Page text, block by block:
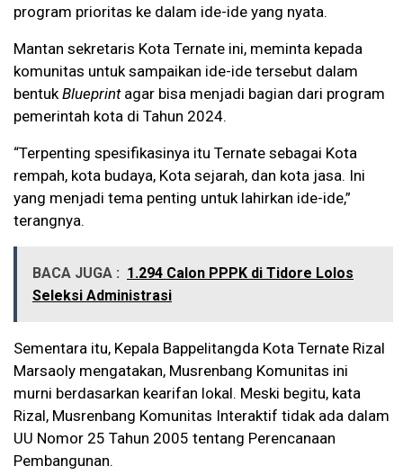
program prioritas ke dalam ide-ide yang nyata.
Mantan sekretaris Kota Ternate ini, meminta kepada
komunitas untuk sampaikan ide-ide tersebut dalam
bentukBlueprintagar bisa menjadi bagian dari program
pemerintah kota di Tahun 2024.
“Terpenting spesifikasinya itu Ternate sebagai Kota
rempah, kota budaya, Kota sejarah, dan kota jasa. Ini
yang menjadi tema penting untuk lahirkan ide-ide,”
terangnya.
BACA JUGA : 1.294 Calon PPPK di Tidore Lolos
Seleksi Administrasi
Sementara itu, Kepala Bappelitangda Kota Ternate Rizal
Marsaoly mengatakan, Musrenbang Komunitas ini
murni berdasarkan kearifan lokal. Meski begitu, kata
Rizal, Musrenbang Komunitas Interaktif tidak ada dalam
UU Nomor 25 Tahun 2005 tentang Perencanaan
Pembangunan.